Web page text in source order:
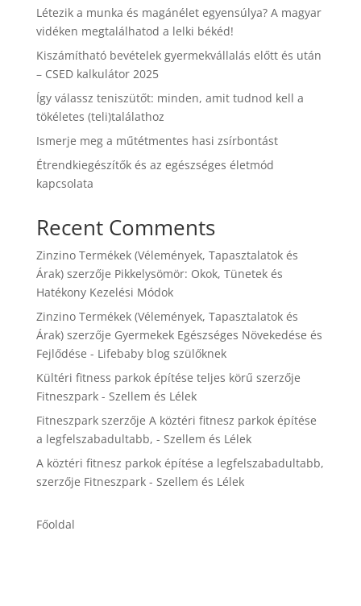
Létezik a munka és magánélet egyensúlya? A magyar
vidéken megtalálhatod a lelki békéd!
Kiszámítható bevételek gyermekvállalás előtt és után
– CSED kalkulátor 2025
Így válassz teniszütőt: minden, amit tudnod kell a
tökéletes (teli)találathoz
Ismerje meg a műtétmentes hasi zsírbontást
Étrendkiegészítők és az egészséges életmód
kapcsolata
Recent Comments
Zinzino Termékek (Vélemények, Tapasztalatok és
Árak)szerzője Pikkelysömör: Okok, Tünetek és
Hatékony Kezelési Módok
Zinzino Termékek (Vélemények, Tapasztalatok és
Árak)szerzője Gyermekek Egészséges Növekedése és
Fejlődése - Lifebaby blog szülőknek
Kültéri fitness parkok építése teljes körű szerzője
Fitneszpark - Szellem és Lélek
Fitneszparkszerzője A köztéri fitnesz parkok építése
a legfelszabadultabb, - Szellem és Lélek
A köztéri fitnesz parkok építése a legfelszabadultabb,
szerzője Fitneszpark - Szellem és Lélek
Főoldal